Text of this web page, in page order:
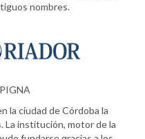
nombres.
la ciudad de Córdoba la
La institución, motor de la